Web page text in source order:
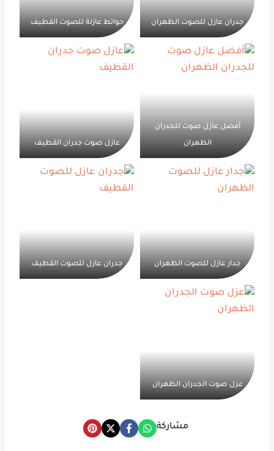
جدران عازل للصوت الظهران حوائط عازلة للصوت القطيف
أفضل عازل صوت للجدران
الظهران عازل صوت جدران القطيف
جدار عازل للصوت الظهران جدران عازل للصوت القطيف
عزل صوت الجدران الظهران
مشاركة